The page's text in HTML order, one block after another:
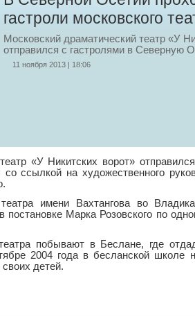
гастроли московского
Московский драматический театр «У
отправился с гастролями в Северную
11 ноября 2013 | 18:06
«У Никитских ворот»
на художественного
имени Вахтангова во
Марка Розовского по
побывают в Беслане, где
2004 года в бесланской школе
детей.